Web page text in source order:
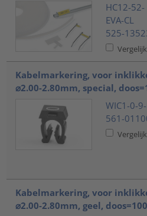
HC12-52-
EVA-CL
525-
Kabelmarkering, voor
⌀2.00-2.80mm, special,
WIC1-0-
561-
Kabelmarkering, voor
⌀2.00-2.80mm, geel,